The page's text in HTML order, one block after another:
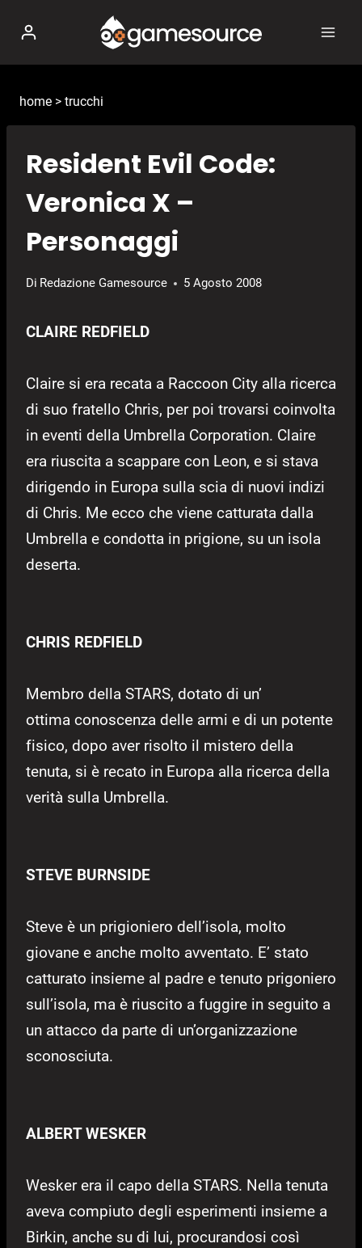
contenuto
home > trucchi
Resident Evil Code:
Veronica X –
Personaggi
Di Redazione Gamesource 5 Agosto 2008
CLAIRE REDFIELD
Claire si era recata a Raccoon City alla ricerca
di suo fratello Chris, per poi trovarsi coinvolta
in eventi della Umbrella Corporation. Claire
era riuscita a scappare con Leon, e si stava
dirigendo in Europa sulla scia di nuovi indizi
di Chris. Me ecco che viene catturata dalla
Umbrella e condotta in prigione, su un isola
deserta.
CHRIS REDFIELD
Membro della STARS, dotato di un’
ottima conoscenza delle armi e di un potente
fisico, dopo aver risolto il mistero della
tenuta, si è recato in Europa alla ricerca della
verità sulla Umbrella.
STEVE BURNSIDE
Steve è un prigioniero dell’isola, molto
giovane e anche molto avventato. E’ stato
catturato insieme al padre e tenuto prigoniero
sull’isola, ma è riuscito a fuggire in seguito a
un attacco da parte di un’organizzazione
sconosciuta.
ALBERT WESKER
Wesker era il capo della STARS. Nella tenuta
aveva compiuto degli esperimenti insieme a
Birkin, anche su di lui, procurandosi così